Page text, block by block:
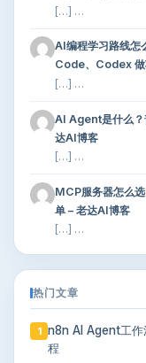
[…] …
AI编程学习路线
Code、Codex 做
[…] …
AI Agent是什么？
达AI博客
[…] …
MCP服务器怎么
单 – 老达AI博客
[…] …
热门文章
1 n8n AI Agent工作
程